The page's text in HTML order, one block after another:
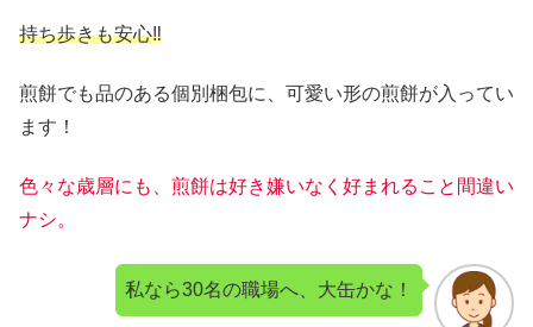
持ち歩きも安心‼︎
煎餅でも品のある個別梱包に、可愛い形の煎餅が入ってい
ます！
色々な歳層にも、煎餅は好き嫌いなく好まれること間違い
ナシ。
私なら30名の職場へ、大缶かな！